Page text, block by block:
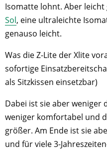
Isomatte lohnt. Aber
Sol, eine ultraleichte
genauso leicht.
Was die Z-Lite der Xlite
sofortige
als Sitzkissen einsetzbar)
Dabei ist sie aber weniger
weniger komfortabel und
größer. Am Ende ist sie
und für viele 3-